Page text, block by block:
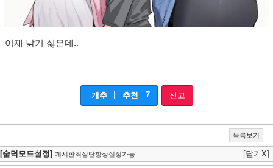
이제 낡기 싫은데..
개추 추천 7 신고
목록보기
[숨덕모드설정] 게시판최상단항상설정가능 [닫기X]